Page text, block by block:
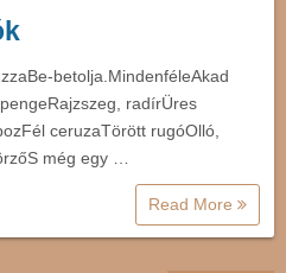
betolja.MindenféleAkad
radírÜres
ceruzaTörött rugóOlló,
még egy …
Read More